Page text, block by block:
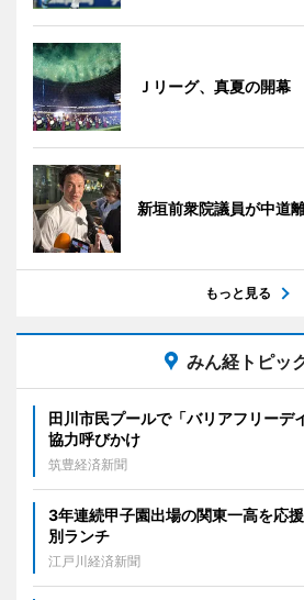
Ｊリーグ、真夏の開幕
新垣前衆院議員が中道
もっと見る
みん経トピッ
田川市民プールで「バリアフリー
協力呼びかけ
筑豊経済新聞
3年連続甲子園出場の関東一高を応
別ランチ
江戸川経済新聞